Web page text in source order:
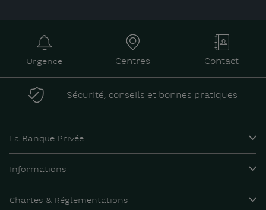
Urgence Centres Contact
Sécurité, conseils et bonnes pratiques
La Banque Privée
Informations
Chartes & Réglementations